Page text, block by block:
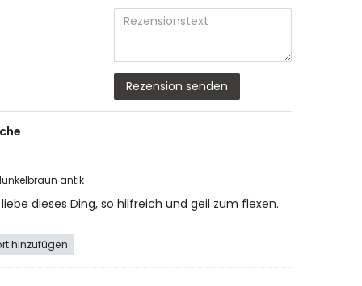
Titel
Rezensionstext
Rezension senden
antik
dieses Ding, so hilfreich und geil zum flexen.
hinzufügen